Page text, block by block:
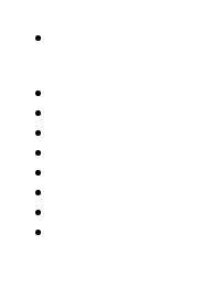
Dự án xây dựng mở rộng